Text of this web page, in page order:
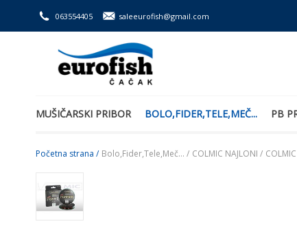
063554405 saleeurofish@gmail.com
MUŠIČARSKI PRIBOR BOLO,FIDER,TELE,MEČ... PB
Početna strana / Bolo,Fider,Tele,Meč... / COLMIC NAJLONI /